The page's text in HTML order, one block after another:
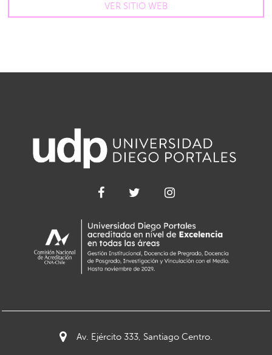
VER SITIO WEB
Av. Ejército 333, Santiago Centro.